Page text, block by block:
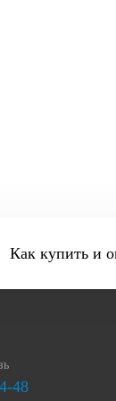
Как купить и
48